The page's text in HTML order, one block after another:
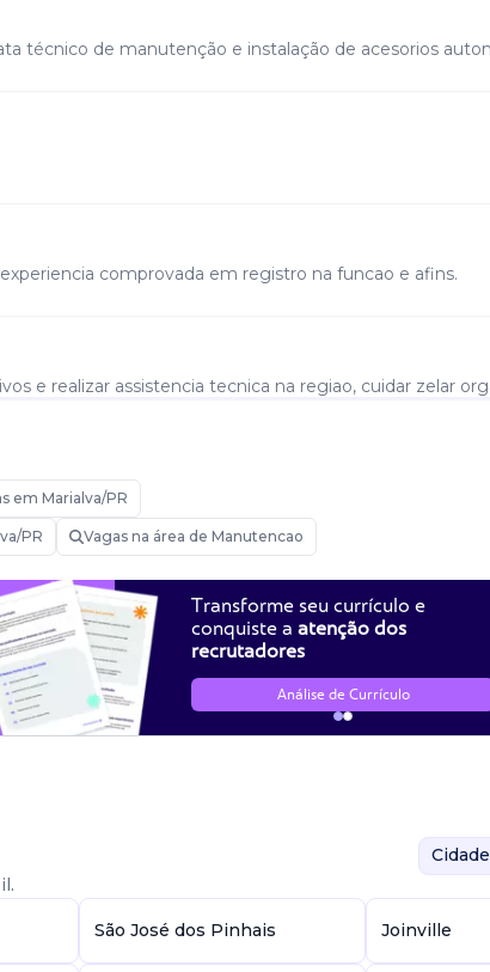
técnico de manutenção e instalação de acesorios
comprovada em registro na funcao e afins.
e realizar assistencia tecnica na regiao, cuidar zelar
em Marialva/PR
PR Vagas na área de Manutencao
Transforme seu currículo e
conquiste a atenção dos
recrutadores
Análise de Currículo
São José dos Pinhais Joinville